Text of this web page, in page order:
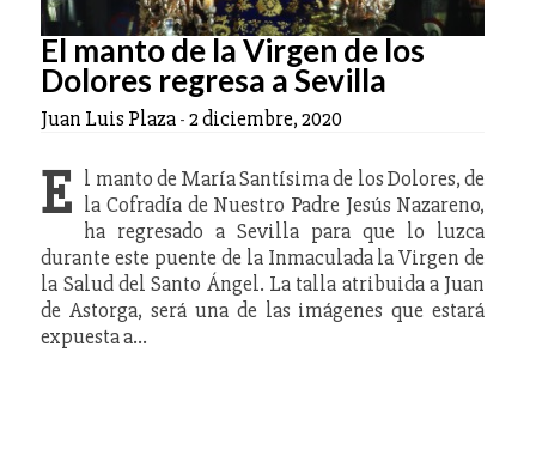
El manto de la Virgen de los
Dolores regresa a Sevilla
Juan Luis Plaza-2 diciembre, 2020
E l manto de María Santísima de los Dolores, de
la Cofradía de Nuestro Padre Jesús Nazareno,
ha regresado a Sevilla para que lo luzca
durante este puente de la Inmaculada la Virgen de
la Salud del Santo Ángel. La talla atribuida a Juan
de Astorga, será una de las imágenes que estará
expuesta a…